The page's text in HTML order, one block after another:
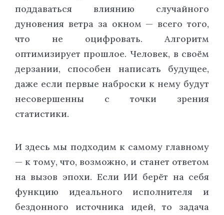
поддаваться влиянию случайного
дуновения ветра за окном — всего того,
что не оцифровать. Алгоритм
оптимизирует прошлое. Человек, в своём
дерзании, способен написать будущее,
даже если первые наброски к нему будут
несовершенны с точки зрения
статистики.
И здесь мы подходим к самому главному
— к тому, что, возможно, и станет ответом
на вызов эпохи. Если ИИ берёт на себя
функцию идеального исполнителя и
бездонного источника идей, то задача